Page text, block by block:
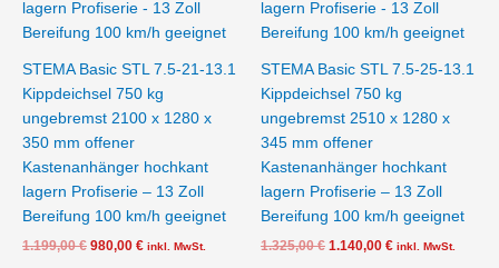
STEMA Basic STL 7.5-21-13.1
Kippdeichsel 750 kg
ungebremst 2100 x 1280 x
350 mm offener
Kastenanhänger hochkant
lagern Profiserie – 13 Zoll
Bereifung 100 km/h geeignet
1.199,00€ 980,00 € inkl. MwSt.
STEMA Basic STL 7.5-25-13.1
Kippdeichsel 750 kg
ungebremst 2510 x 1280 x
345 mm offener
Kastenanhänger hochkant
lagern Profiserie – 13 Zoll
Bereifung 100 km/h geeignet
1.325,00€ 1.140,00 € inkl. MwSt.